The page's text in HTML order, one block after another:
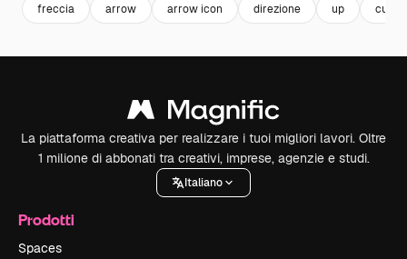
freccia arrow arrow icon direzione up
La piattaforma creativa per realizzare i tuoi migliori lavori. Oltre
1 milione di abbonati tra creativi, imprese, agenzie e studi.
Italiano
Prodotti
Spaces